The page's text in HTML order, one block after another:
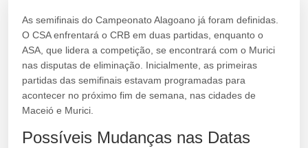
As semifinais do Campeonato Alagoano já foram definidas.
O CSA enfrentará o CRB em duas partidas, enquanto o
ASA, que lidera a competição, se encontrará com o Murici
nas disputas de eliminação. Inicialmente, as primeiras
partidas das semifinais estavam programadas para
acontecer no próximo fim de semana, nas cidades de
Maceió e Murici.
Possíveis Mudanças nas Datas